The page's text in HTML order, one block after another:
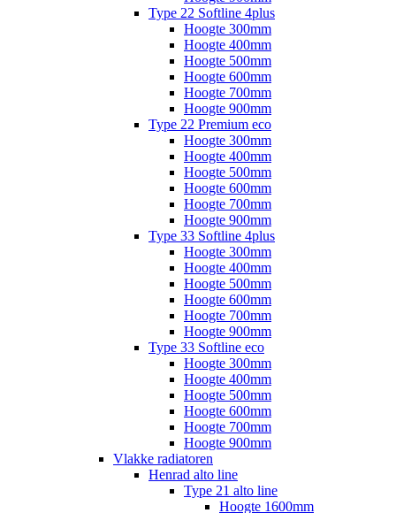
Type 22 Softline 4plus
Hoogte 300mm
Hoogte 400mm
Hoogte 500mm
Hoogte 600mm
Hoogte 700mm
Hoogte 900mm
Type 22 Premium eco
Hoogte 300mm
Hoogte 400mm
Hoogte 500mm
Hoogte 600mm
Hoogte 700mm
Hoogte 900mm
Type 33 Softline 4plus
Hoogte 300mm
Hoogte 400mm
Hoogte 500mm
Hoogte 600mm
Hoogte 700mm
Hoogte 900mm
Type 33 Softline eco
Hoogte 300mm
Hoogte 400mm
Hoogte 500mm
Hoogte 600mm
Hoogte 700mm
Hoogte 900mm
Vlakke radiatoren
Henrad alto line
Type 21 alto line
Hoogte 1600mm